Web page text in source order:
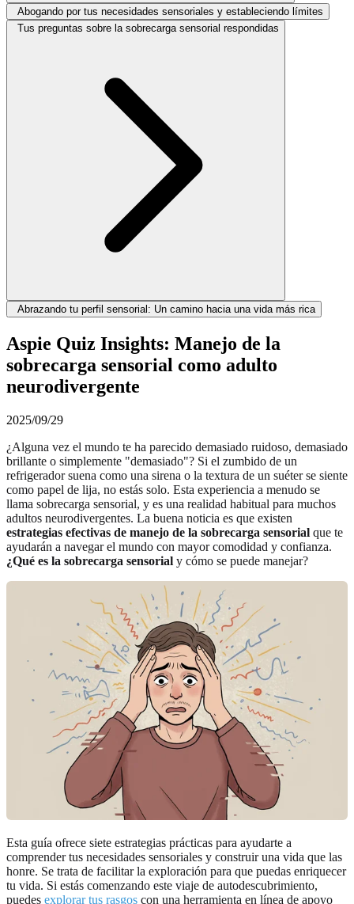
Abogando por tus necesidades sensoriales y estableciendo límites
Tus preguntas sobre la sobrecarga sensorial respondidas
Abrazando tu perfil sensorial: Un camino hacia una vida más rica
Aspie Quiz Insights: Manejo de la
sobrecarga sensorial como adulto
neurodivergente
2025/09/29
¿Alguna vez el mundo te ha parecido demasiado ruidoso, demasiado
brillante o simplemente "demasiado"? Si el zumbido de un
refrigerador suena como una sirena o la textura de un suéter se siente
como papel de lija, no estás solo. Esta experiencia a menudo se
llama sobrecarga sensorial, y es una realidad habitual para muchos
adultos neurodivergentes. La buena noticia es que existen
estrategias efectivas de manejo de la sobrecarga sensorial que te
ayudarán a navegar el mundo con mayor comodidad y confianza.
¿Qué es la sobrecarga sensorial y cómo se puede manejar?
Esta guía ofrece siete estrategias prácticas para ayudarte a
comprender tus necesidades sensoriales y construir una vida que las
honre. Se trata de facilitar la exploración para que puedas enriquecer
tu vida. Si estás comenzando este viaje de autodescubrimiento,
puedes explorar tus rasgos con una herramienta en línea de apoyo